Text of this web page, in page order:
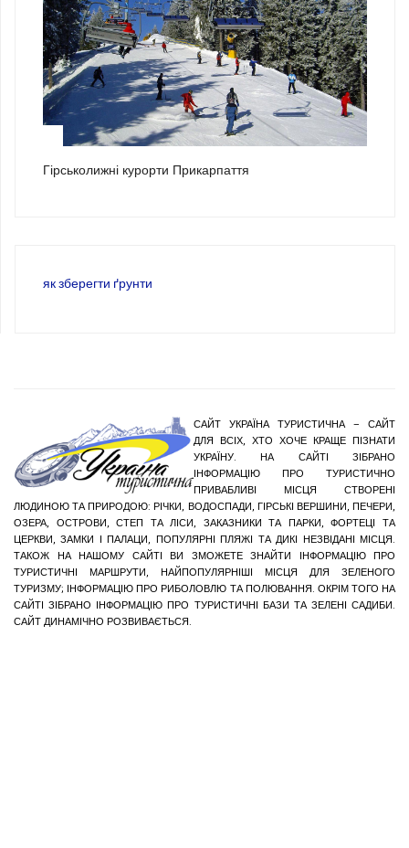
Гірськолижні курорти Прикарпаття
як зберегти ґрунти
САЙТ УКРАЇНА ТУРИСТИЧНА – САЙТ
ДЛЯ ВСІХ, ХТО ХОЧЕ КРАЩЕ ПІЗНАТИ
УКРАЇНУ. НА САЙТІ ЗІБРАНО
ІНФОРМАЦІЮ ПРО ТУРИСТИЧНО
ПРИВАБЛИВІ МІСЦЯ СТВОРЕНІ
ЛЮДИНОЮ ТА ПРИРОДОЮ: РІЧКИ, ВОДОСПАДИ, ГІРСЬКІ ВЕРШИНИ, ПЕЧЕРИ,
ОЗЕРА, ОСТРОВИ, СТЕП ТА ЛІСИ, ЗАКАЗНИКИ ТА ПАРКИ, ФОРТЕЦІ ТА
ЦЕРКВИ, ЗАМКИ І ПАЛАЦИ, ПОПУЛЯРНІ ПЛЯЖІ ТА ДИКІ НЕЗВІДАНІ МІСЦЯ.
ТАКОЖ НА НАШОМУ САЙТІ ВИ ЗМОЖЕТЕ ЗНАЙТИ ІНФОРМАЦІЮ ПРО
ТУРИСТИЧНІ МАРШРУТИ, НАЙПОПУЛЯРНІШІ МІСЦЯ ДЛЯ ЗЕЛЕНОГО
ТУРИЗМУ; ІНФОРМАЦІЮ ПРО РИБОЛОВЛЮ ТА ПОЛЮВАННЯ. ОКРІМ ТОГО НА
САЙТІ ЗІБРАНО ІНФОРМАЦІЮ ПРО ТУРИСТИЧНІ БАЗИ ТА ЗЕЛЕНІ САДИБИ.
САЙТ ДИНАМІЧНО РОЗВИВАЄТЬСЯ.